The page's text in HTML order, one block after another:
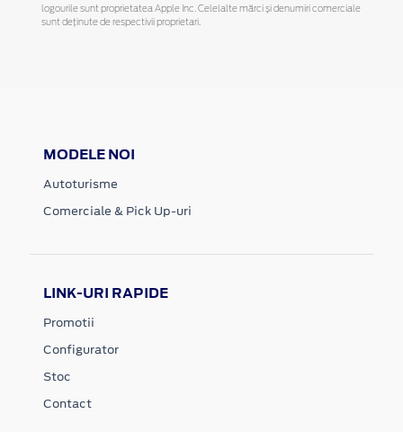
logourile sunt proprietatea Apple Inc. Celelalte mărci și denumiri comerciale
sunt deținute de respectivii proprietari.
MODELE NOI
Autoturisme
Comerciale & Pick Up-uri
LINK-URI RAPIDE
Promotii
Configurator
Stoc
Contact